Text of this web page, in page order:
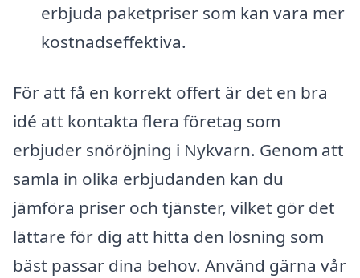
erbjuda paketpriser som kan vara mer
kostnadseffektiva.
För att få en korrekt offert är det en bra
idé att kontakta flera företag som
erbjuder snöröjning i Nykvarn. Genom att
samla in olika erbjudanden kan du
jämföra priser och tjänster, vilket gör det
lättare för dig att hitta den lösning som
bäst passar dina behov. Använd gärna vår